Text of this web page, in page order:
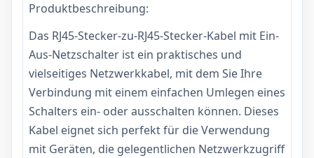
Produktbeschreibung:
Das RJ45-Stecker-zu-RJ45-Stecker-Kabel mit Ein-
Aus-Netzschalter ist ein praktisches und
vielseitiges Netzwerkkabel, mit dem Sie Ihre
Verbindung mit einem einfachen Umlegen eines
Schalters ein- oder ausschalten können. Dieses
Kabel eignet sich perfekt für die Verwendung
mit Geräten, die gelegentlichen Netzwerkzugriff